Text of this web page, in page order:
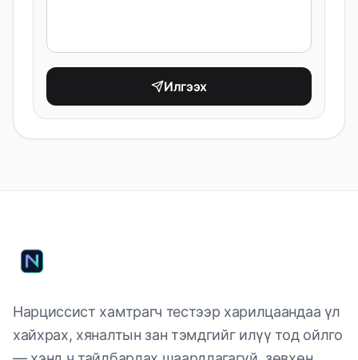
Илгээх
Нарциссист хамтрагч тестээр харилцаандаа үл
хайхрах, хяналтын зан тэмдгийг илүү тод ойлго